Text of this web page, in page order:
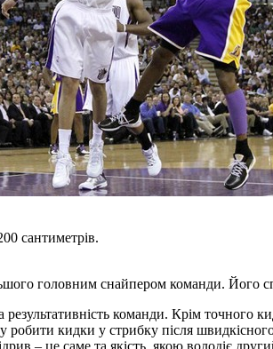
сантиметрів.
головним снайпером команди. Його
команди. Крім точного
робити кидки у стрибку після
– це саме та якість, якою володіє